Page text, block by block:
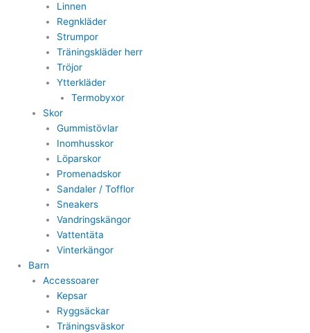
Linnen
Regnkläder
Strumpor
Träningskläder herr
Tröjor
Ytterkläder
Termobyxor
Skor
Gummistövlar
Inomhusskor
Löparskor
Promenadskor
Sandaler / Tofflor
Sneakers
Vandringskängor
Vattentäta
Vinterkängor
Barn
Accessoarer
Kepsar
Ryggsäckar
Träningsväskor